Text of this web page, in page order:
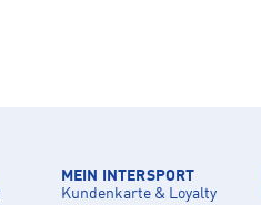
MEIN INTERSPORT
Kundenkarte & Loyalty